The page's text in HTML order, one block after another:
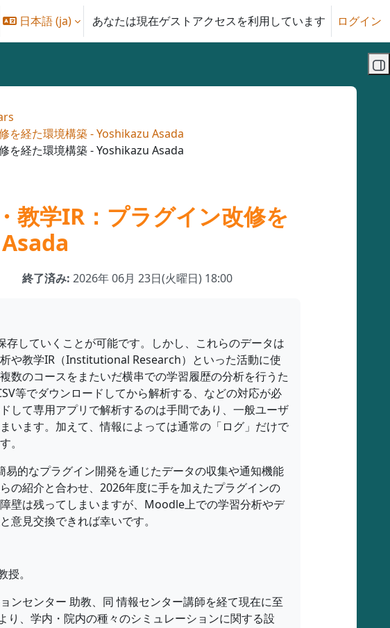
力に切り替える
日本語 ‎(ja)‎ あなたは現在ゲストアクセスを利用しています ログイン
を経た環境構築 - Yoshikazu Asada
を経た環境構築 - Yoshikazu Asada
教学IR：プラグイン改修を
終了済み: 2026年 06月 23日(火曜日) 18:00
していくことが可能です。しかし、これらのデータは
や教学IR（Institutional Research）といった活動に使
数のコースをまたいだ横串での学習履歴の分析を行うた
等でダウンロードしてから解析する、などの対応が必
して専用アプリで解析するのは手間であり、一般ユーザ
います。加えて、情報によっては通常の「ログ」だけで
。
的なプラグイン開発を通じたデータの収集や通知機能
の紹介と合わせ、2026年度に手を加えたプラグインの
壁は残ってしまいますが、Moodle上での学習分析やデ
意見交換できれば幸いです。
。
ンセンター 助教、同 情報センター講師を経て現在に至
り、学内・院内の種々のシミュレーションに関する設